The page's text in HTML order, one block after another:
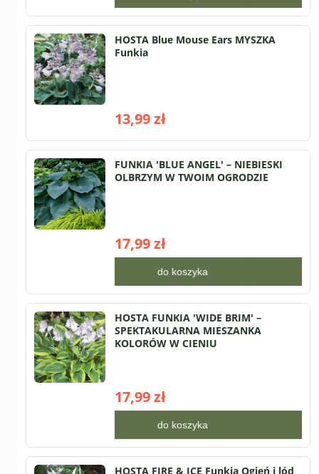
HOSTA Blue Mouse Ears MYSZKA
Funkia
13,99 zł
FUNKIA 'BLUE ANGEL' – NIEBIESKI
OLBRZYM W TWOIM OGRODZIE
17,99 zł
do koszyka
HOSTA FUNKIA 'WIDE BRIM' –
SPEKTAKULARNA MIESZANKA
KOLORÓW W CIENIU
17,99 zł
do koszyka
HOSTA FIRE & ICE Funkia Ogień i lód